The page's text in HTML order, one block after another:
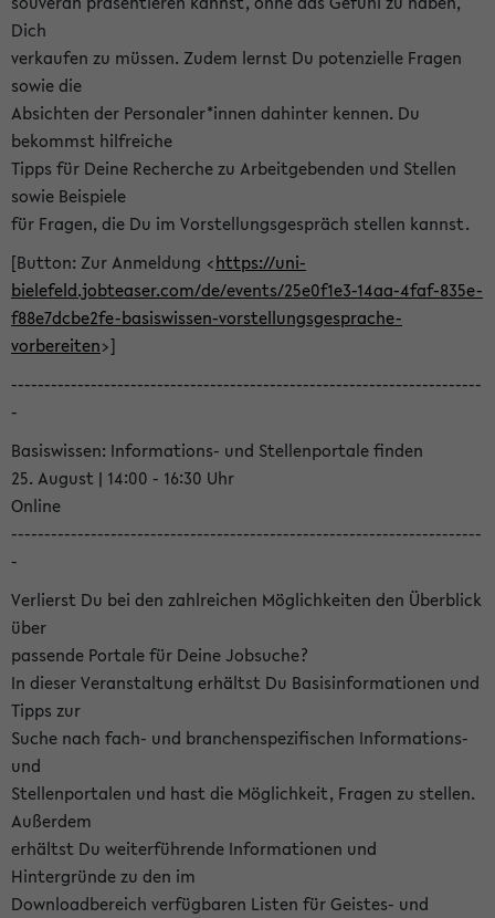
Dich
verkaufen zu müssen. Zudem lernst Du potenzielle Fragen
sowie die
Absichten der Personaler*innen dahinter kennen. Du
bekommst hilfreiche
Tipps für Deine Recherche zu Arbeitgebenden und Stellen
sowie Beispiele
für Fragen, die Du im Vorstellungsgespräch stellen kannst.
[Button: Zur Anmeldung <https://uni-
bielefeld.jobteaser.com/de/events/25e0f1e3-14aa-4faf-835e-
f88e7dcbe2fe-basiswissen-vorstellungsgesprache-
vorbereiten>]
-----------------------------------------------------------------------
-
Basiswissen: Informations- und Stellenportale finden
25. August | 14:00 - 16:30 Uhr
Online
-----------------------------------------------------------------------
-
Verlierst Du bei den zahlreichen Möglichkeiten den Überblick
über
passende Portale für Deine Jobsuche?
In dieser Veranstaltung erhältst Du Basisinformationen und
Tipps zur
Suche nach fach- und branchenspezifischen Informations-
und
Stellenportalen und hast die Möglichkeit, Fragen zu stellen.
Außerdem
erhältst Du weiterführende Informationen und
Hintergründe zu den im
Downloadbereich verfügbaren Listen für Geistes- und